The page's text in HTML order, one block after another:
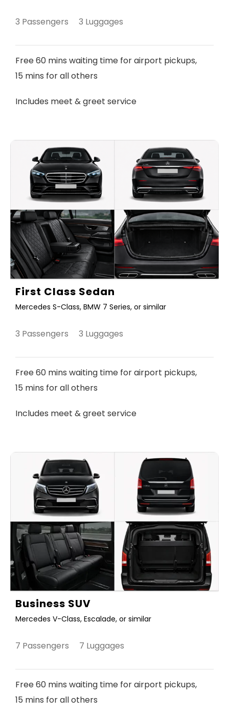
3 Passengers 3 Luggages
Free 60 mins waiting time for airport pickups,
15 mins for all others
Includes meet & greet service
First Class Sedan
Mercedes S-Class, BMW 7 Series, or similar
3 Passengers 3 Luggages
Free 60 mins waiting time for airport pickups,
15 mins for all others
Includes meet & greet service
Business SUV
Mercedes V-Class, Escalade, or similar
7 Passengers 7 Luggages
Free 60 mins waiting time for airport pickups,
15 mins for all others